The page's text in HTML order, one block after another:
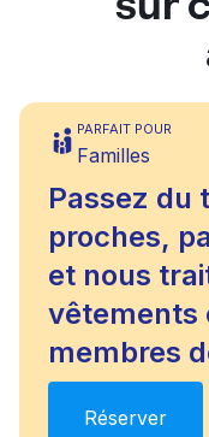
PARFAIT POUR
Familles
Passez du
proches,
et nous
vêtements
membres
Réserver